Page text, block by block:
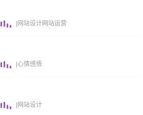
网站设计网站运营
|心情感悟
网站设计